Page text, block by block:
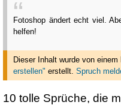
Fotoshop ändert echt viel.
helfen!
Dieser Inhalt wurde von
erstellen" erstellt. Spruch
10 tolle Sprüche, die